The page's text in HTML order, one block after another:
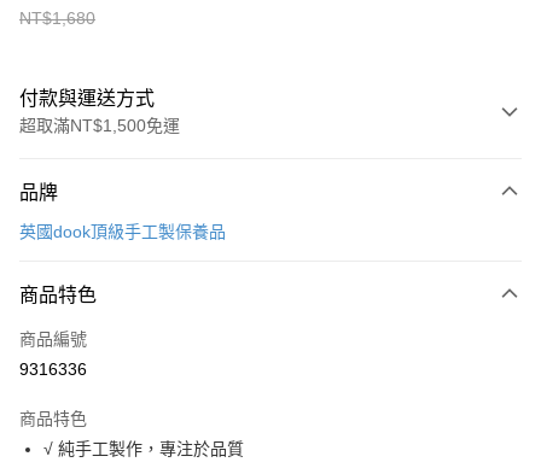
NT$1,680
付款與運送方式
超取滿NT$1,500免運
信用卡一次付款
LINE Pay
Apple Pay
ATM付款
品牌
英國dook頂級手工製保養品
商品特色
商品編號
9316336
商品特色
√ 純手工製作，專注於品質